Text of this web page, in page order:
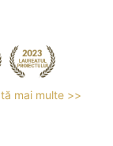
mai multe >>